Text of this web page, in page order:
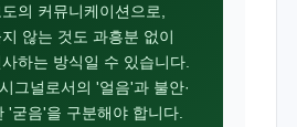
의 커뮤니케이션으로,
않는 것도 과흥분 없이
하는 방식일 수 있습니다.
그널로서의 '얼음'과 불안·
'굳음'을 구분해야 합니다.